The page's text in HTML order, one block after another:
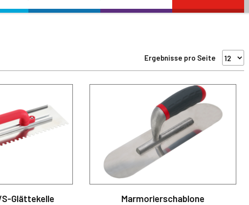
Ergebnisse pro Seite
Glättekelle Marmorierschablone